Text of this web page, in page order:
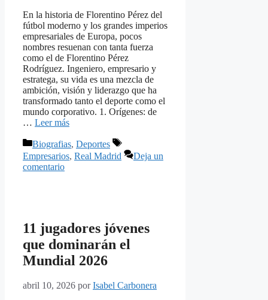
En la historia de Florentino Pérez del
fútbol moderno y los grandes imperios
empresariales de Europa, pocos
nombres resuenan con tanta fuerza
como el de Florentino Pérez
Rodríguez. Ingeniero, empresario y
estratega, su vida es una mezcla de
ambición, visión y liderazgo que ha
transformado tanto el deporte como el
mundo corporativo. 1. Orígenes: de
… Leer más
Categorías
Biografias, Deportes
Etiquetas
Empresarios, Real Madrid
Deja un
comentario
11 jugadores jóvenes
que dominarán el
Mundial 2026
abril 10, 2026 porIsabel Carbonera